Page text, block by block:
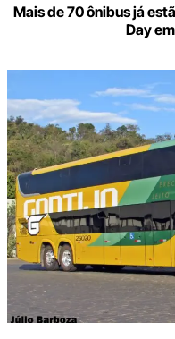
Mais de 70 ônibus já
Day